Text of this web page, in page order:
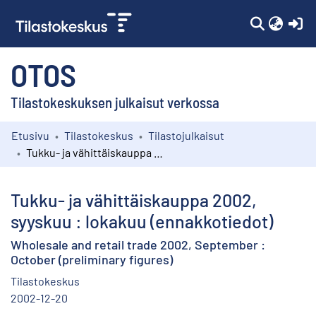
OTOS
Tilastokeskuksen julkaisut verkossa
Kokoelmat
Etusivu Tilastokeskus
Tilastojulkaisut
Tukku- ja vähittäiskauppa 2002,
syyskuu : lokakuu (ennakkotiedot)
Wholesale and retail trade 2002, September :
October (preliminary figures)
Tilastokeskus
2002-12-20